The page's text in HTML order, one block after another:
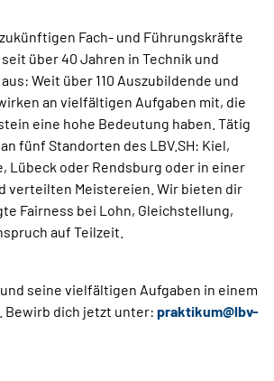
Fach- und Führungskräfte
über 40 Jahren in Technik und
Weit über 110 Auszubildende und
an vielfältigen Aufgaben mit, die
eine hohe Bedeutung haben. Tätig
fünf Standorten des LBV.SH: Kiel,
Lübeck oder Rendsburg oder in einer
verteilten Meistereien. Wir bieten dir
Fairness bei Lohn, Gleichstellung,
auf Teilzeit.
und seine vielfältigen Aufgaben in einem
Bewirb dich jetzt unter: praktikum@lbv-